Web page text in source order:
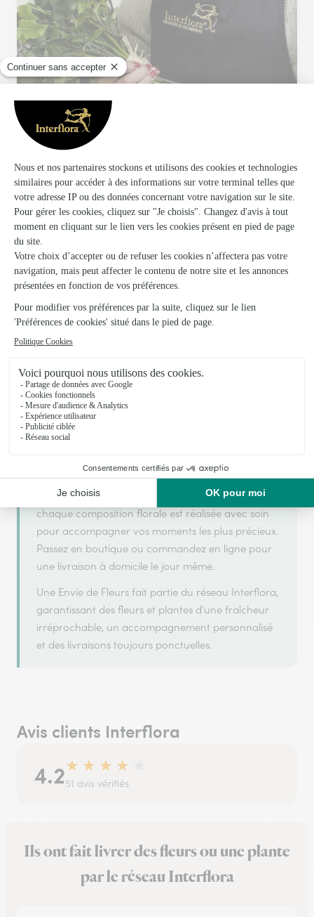
Votre fleuriste artisan à Saleilles
Une Envie de Fleurs s'appuie sur son partenariat
avec Interflora, réseau de transmission florale de
référence, pour vous garantir un service de qualité.
Une Envie de Fleurs est un fleuriste artisan situé à
Saleilles. Avec un souci de fraîcheur et de créativité,
chaque composition florale est réalisée avec soin
pour accompagner vos moments les plus précieux.
Passez en boutique ou commandez en ligne pour
une livraison à domicile le jour même.
Une Envie de Fleurs fait partie du réseau Interflora,
garantissant des fleurs et plantes d'une fraîcheur
irréprochable, un accompagnement personnalisé
et des livraisons toujours ponctuelles.
Avis clients Interflora
4.2★ ★ ★ ★
51 avis vérifiés
Ils ont fait livrer des fleurs ou une plante
par le réseau Interflora